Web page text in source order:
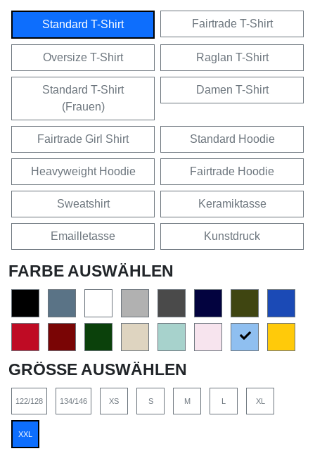
Standard T-Shirt Fairtrade T-Shirt
Oversize T-Shirt Raglan T-Shirt
Standard T-Shirt
(Frauen)
Damen T-Shirt
Fairtrade Girl Shirt Standard Hoodie
Heavyweight Hoodie Fairtrade Hoodie
Sweatshirt Keramiktasse
Emailletasse Kunstdruck
FARBE AUSWÄHLEN
GRÖSSE AUSWÄHLEN
122/128 134/146 XS S M L XL
XXL